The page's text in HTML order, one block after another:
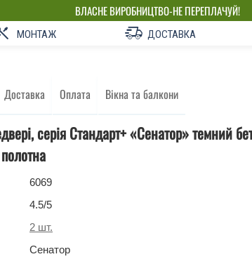
ВЛАСНЕ ВИРОБНИЦТВО-НЕ ПЕРЕПЛАЧУЙ!
МОНТАЖ ДОСТАВКА
Доставка Оплата Вікна та балкони
серія Стандарт+ «Сенатор» темний
6069
4.5/5
2 шт.
Сенатор